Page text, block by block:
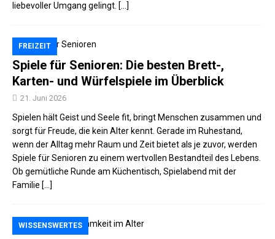
liebevoller Umgang gelingt. […]
Spiele für Senioren: Die besten Brett-,
Karten- und Würfelspiele im Überblick
FREIZEIT
21. Juni 2026
Spielen hält Geist und Seele fit, bringt Menschen zusammen und
sorgt für Freude, die kein Alter kennt. Gerade im Ruhestand,
wenn der Alltag mehr Raum und Zeit bietet als je zuvor, werden
Spiele für Senioren zu einem wertvollen Bestandteil des Lebens.
Ob gemütliche Runde am Küchentisch, Spielabend mit der
Familie [...]
WISSENSWERTES